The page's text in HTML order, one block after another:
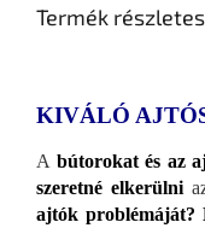
Termék
KIVÁLÓ
A bútorokat és az
szeretné elkerülni
ajtók problémáját?